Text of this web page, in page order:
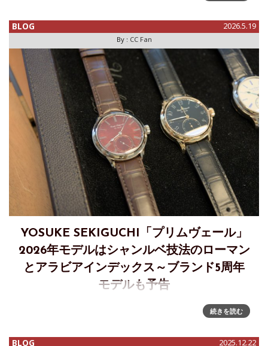
BLOG 2026.5.19
By : CC Fan
YOSUKE SEKIGUCHI「プリムヴェール」
2026年モデルはシャンルベ技法のローマン
とアラビアインデックス～ブランド5周年
モデルも予告
Watches & Wondersシーズンに合わせてル・ロックル在住の
関口陽介氏のアトリエにお邪魔し、2026年の新作についての
続きを読む
BLOG 2025.12.22